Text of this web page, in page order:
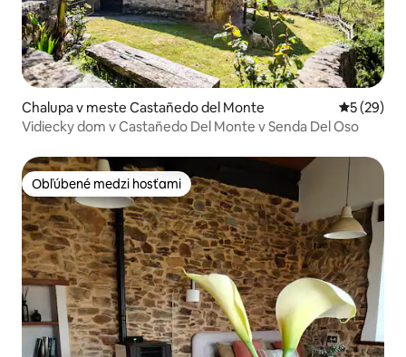
Chalupa v meste Castañedo del Monte
5 (29)
Vidiecky dom v Castañedo Del Monte v Senda Del Oso
Obľúbené medzi hosťami
Obľúbené medzi hosťami